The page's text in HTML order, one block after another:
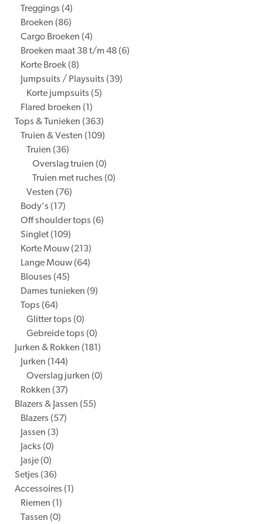
Treggings (4)
Broeken (86)
Cargo Broeken (4)
Broeken maat 38 t/m 48(6)
Korte Broek(8)
Jumpsuits / Playsuits (39)
Korte jumpsuits (5)
Flared broeken (1)
Tops & Tunieken (363)
Truien & Vesten (109)
Truien (36)
Overslag truien (0)
Truien met ruches (0)
Vesten (76)
Body's (17)
Off shoulder tops (6)
Singlet(109)
Korte Mouw(213)
Lange Mouw(64)
Blouses (45)
Dames tunieken (9)
Tops (64)
Glitter tops (0)
Gebreide tops (0)
Jurken & Rokken (181)
Jurken (144)
Overslag jurken (0)
Rokken (37)
Blazers & Jassen (55)
Blazers (57)
Jassen (3)
Jacks (0)
Jasje(0)
Setjes (36)
Accessoires (1)
Riemen (1)
Tassen (0)